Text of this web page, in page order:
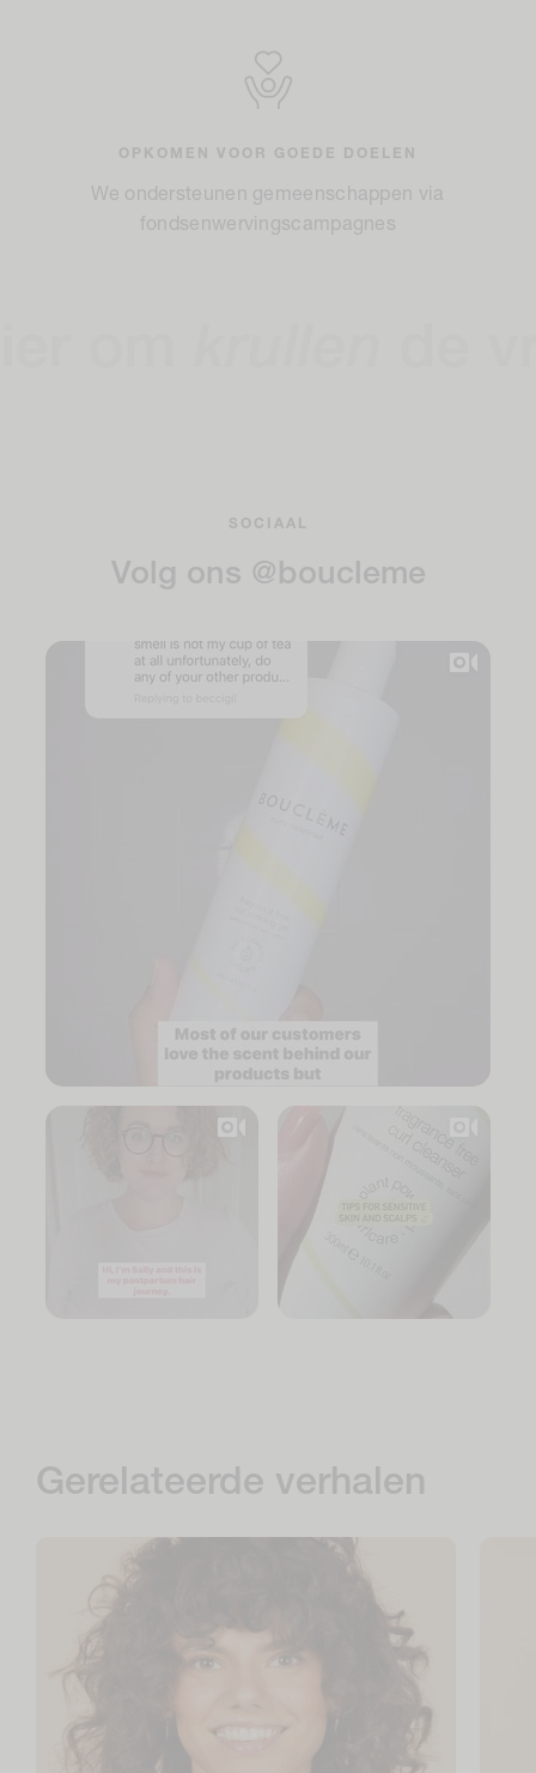
OPKOMEN VOOR GOEDE DOELEN
We ondersteunen gemeenschappen via
fondsenwervingscampagnes
SOCIAAL
Volg ons @boucleme
Gerelateerde verhalen